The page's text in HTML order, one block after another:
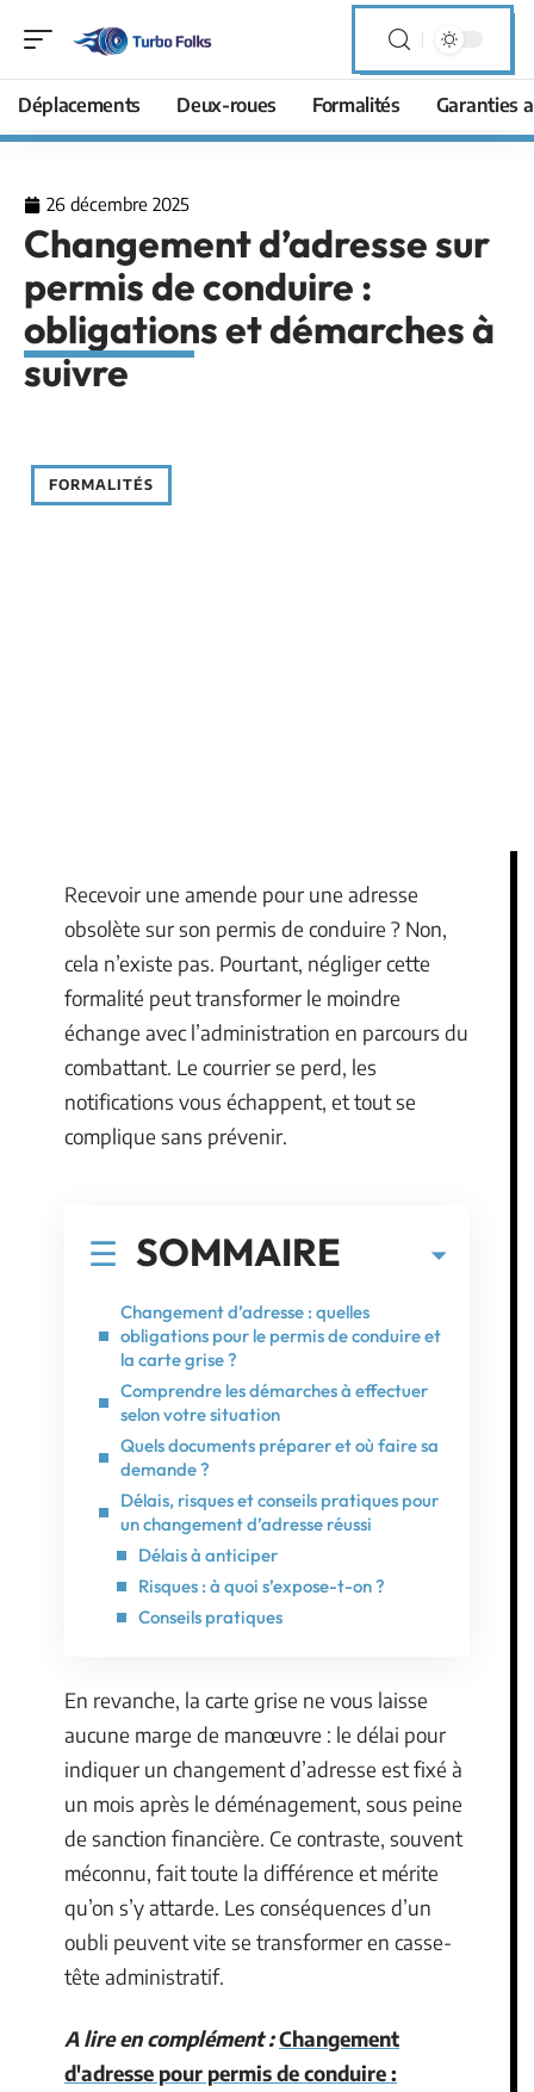
Déplacements Deux-roues Formalités Garanties
26 décembre 2025
Changement d’adresse sur
permis de conduire :
obligations et démarches à
suivre
FORMALITÉS
Recevoir une amende pour une adresse
obsolète sur son permis de conduire ? Non,
cela n’existe pas. Pourtant, négliger cette
formalité peut transformer le moindre
échange avec l’administration en parcours du
combattant. Le courrier se perd, les
notifications vous échappent, et tout se
complique sans prévenir.
SOMMAIRE
Changement d’adresse : quelles
obligations pour le permis de conduire et
la carte grise ?
Comprendre les démarches à effectuer
selon votre situation
Quels documents préparer et où faire sa
demande ?
Délais, risques et conseils pratiques pour
un changement d’adresse réussi
Délais à anticiper
Risques : à quoi s’expose-t-on ?
Conseils pratiques
En revanche, la carte grise ne vous laisse
aucune marge de manœuvre : le délai pour
indiquer un changement d’adresse est fixé à
un mois après le déménagement, sous peine
de sanction financière. Ce contraste, souvent
méconnu, fait toute la différence et mérite
qu’on s’y attarde. Les conséquences d’un
oubli peuvent vite se transformer en casse-
tête administratif.
A lire en complément :Changement
d'adresse pour permis de conduire :